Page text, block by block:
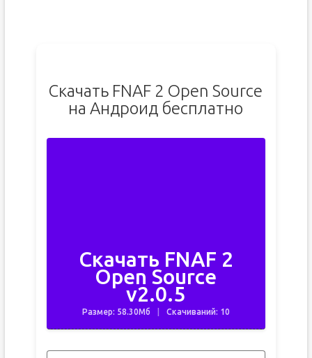
Скачать FNAF 2 Open Source
на Андроид бесплатно
Скачать FNAF 2
Open Source
v2.0.5
Размер: 58.30Мб Скачиваний: 10